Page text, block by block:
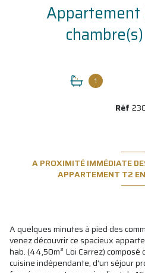
Appartement 2 pièce(s) 1
1
Réf
A PROXIMITÉ IMMÉDIATE
APPARTEMENT T2
A quelques minutes à pied des
venez découvrir ce spacieux
hab. (44,50m² Loi Carrez)
cuisine indépendante, d'un séjour